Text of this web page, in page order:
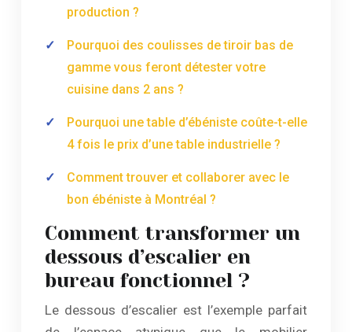
production ?
Pourquoi des coulisses de tiroir bas de
gamme vous feront détester votre
cuisine dans 2 ans ?
Pourquoi une table d’ébéniste coûte-t-elle
4 fois le prix d’une table industrielle ?
Comment trouver et collaborer avec le
bon ébéniste à Montréal ?
Comment transformer un
dessous d’escalier en
bureau fonctionnel ?
Le dessous d’escalier est l’exemple parfait